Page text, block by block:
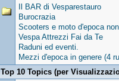
Il BAR di Vesparestauro
Burocrazia
Scooters e moto d'epoca
Vespa Attrezzi Fai da Te
Raduni ed eventi.
Mezzi d'epoca in genere (4
Top 10 Topics (per